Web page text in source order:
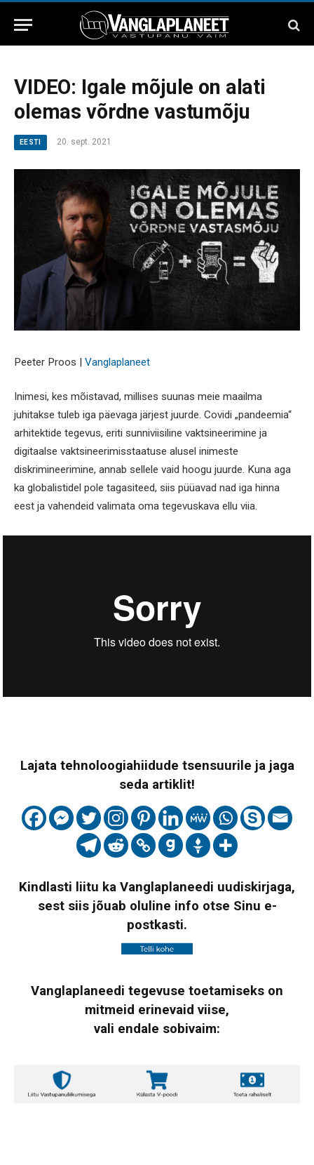
VIDEO: Igale mõjule on alati
olemas võrdne vastumõju
EESTI 20. sept. 2021
Peeter Proos | Vanglaplaneet
Inimesi, kes mõistavad, millises suunas meie maailma
juhitakse tuleb iga päevaga järjest juurde. Covidi „pandeemia“
arhitektide tegevus, eriti sunniviisiline vaktsineerimine ja
digitaalse vaktsineerimisstaatuse alusel inimeste
diskrimineerimine, annab sellele vaid hoogu juurde. Kuna aga
ka globalistidel pole tagasiteed, siis püüavad nad iga hinna
eest ja vahendeid valimata oma tegevuskava ellu viia.
Lajata tehnoloogiahiidude tsensuurile ja jaga
seda artiklit!
Kindlasti liitu ka Vanglaplaneedi uudiskirjaga,
sest siis jõuab oluline info otse Sinu e-
postkasti.
Vanglaplaneedi tegevuse toetamiseks on
mitmeid erinevaid viise,
vali endale sobivaim: